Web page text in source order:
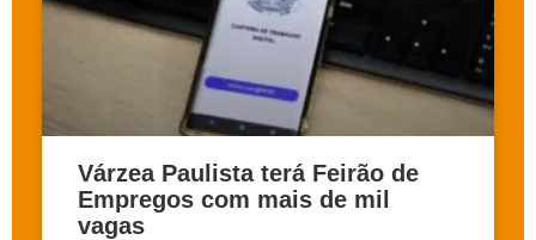
Várzea Paulista terá Feirão de
Empregos com mais de mil
vagas